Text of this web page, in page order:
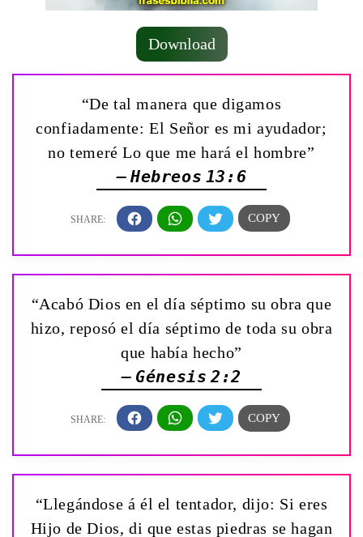
Download
“De tal manera que digamos
confiadamente: El Señor es mi ayudador;
no temeré Lo que me hará el hombre”
— Hebreos 13:6
“Acabó Dios en el día séptimo su obra que
hizo, reposó el día séptimo de toda su obra
que había hecho”
— Génesis 2:2
“Llegándose á él el tentador, dijo: Si eres
Hijo de Dios, di que estas piedras se hagan